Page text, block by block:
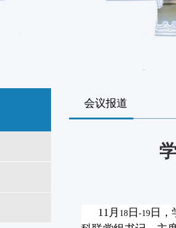
会议报道
11 月 18 日 -19 日，